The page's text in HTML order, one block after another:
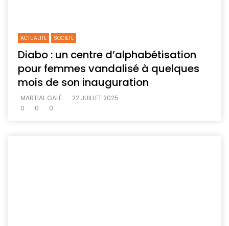
ACTUALITE SOCIETE
Diabo : un centre d’alphabétisation
pour femmes vandalisé à quelques
mois de son inauguration
MARTIAL GALÉ
22 JUILLET 2025
0
0 0